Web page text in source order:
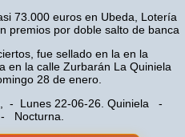
73.000 euros en Ubeda, Lotería
premios por doble salto de banca
fue sellado en la en la
en la calle Zurbarán La Quiniela
28 de enero.
- Lunes 22-06-26. Quiniela -
Nocturna.